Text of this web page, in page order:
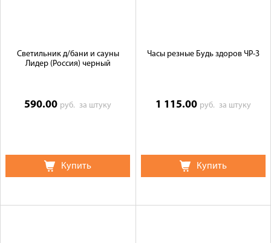
Светильник д/бани и сауны
Лидер (Россия) черный
590.00 руб.за штуку
Купить
Часы резные Будь здоров ЧР-З
1 115.00 руб. за штуку
Купить